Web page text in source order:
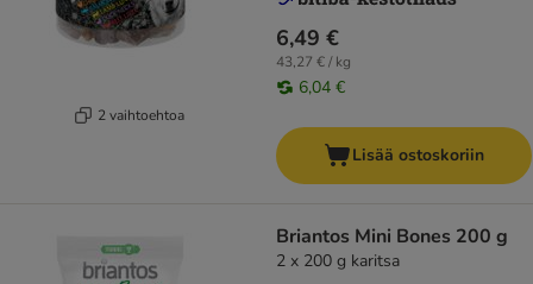
2 vaihtoehtoa
6,49 €
43,27 € / kg
6,04 €
Lisää ostoskoriin
Briantos Mini Bones 200 g
2 x 200 g karitsa